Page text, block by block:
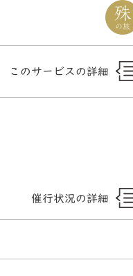
このサービスの詳細
催行状況の詳細